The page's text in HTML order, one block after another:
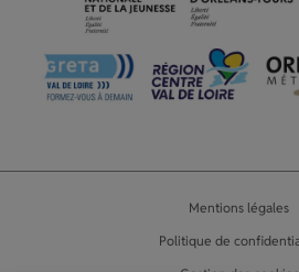
Mentions légales
Politique de